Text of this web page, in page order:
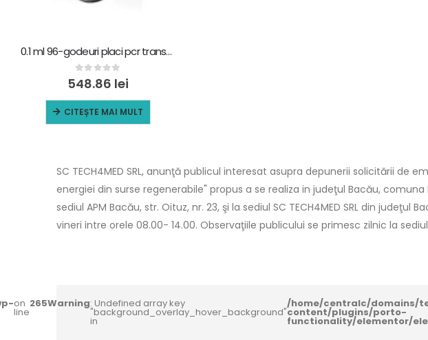
0.1 ml 96-godeuri placi pcr transparente pp 802109 / kf-pcr-0196a
0out of 5
548.86 lei
CITEȘTE MAI MULT
SC TECH4MED SRL, anunţă publicul interesat asupra depunerii solicitării
energiei din surse regenerabile" propus a se realiza in judeţul Bacău,
sediul APM Bacău, str. Oituz, nr. 23, şi la sediul SC TECH4MED SRL din
vineri intre orele 08.00- 14.00. Observaţiile publicului se primesc zilnic la sediul
on
line
265Warning: Undefined array key
"background_overlay_hover_background"
in
/home/centralc/domains/
content/plugins/porto-
functionality/elementor/